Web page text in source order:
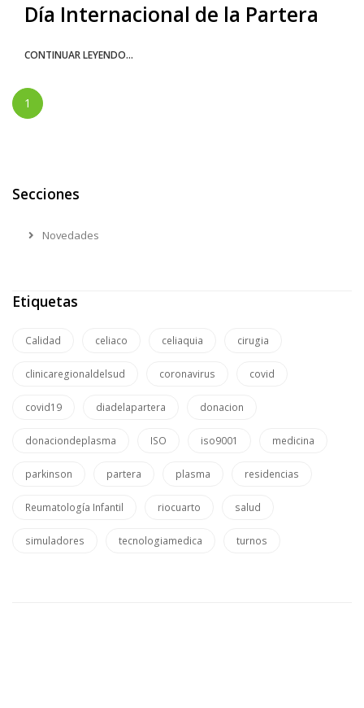
Día Internacional de la Partera
CONTINUAR LEYENDO...
1
Secciones
Novedades
Etiquetas
Calidad celiaco celiaquia cirugia
clinicaregionaldelsud coronavirus covid
covid19 diadelapartera donacion
donaciondeplasma ISO iso9001 medicina
parkinson partera plasma residencias
Reumatología Infantil riocuarto salud
simuladores tecnologiamedica turnos